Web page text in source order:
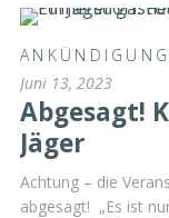
Juni 13, 2023
Abgesagt!
Jäger
Achtung – die
abgesagt! „Es ist